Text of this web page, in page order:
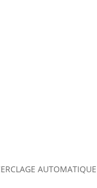
AUTOMATIQUE